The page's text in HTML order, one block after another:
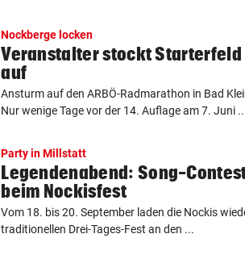
Nockberge locken
Veranstalter stockt Starterfeld
auf
Ansturm auf den ARBÖ-Radmarathon in Bad
Nur wenige Tage vor der 14. Auflage am 7. Juni
Party in Millstatt
Legendenabend: Song-
beim Nockisfest
Vom 18. bis 20. September laden die Nockis
traditionellen Drei-Tages-Fest an den ...